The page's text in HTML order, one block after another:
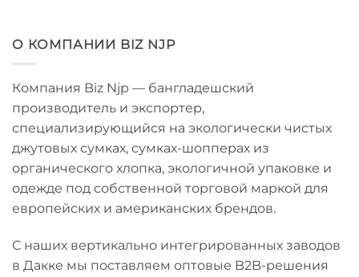
О КОМПАНИИ BIZ NJP
Компания Biz Njp — бангладешский
производитель и экспортер,
специализирующийся на экологически чистых
джутовых сумках, сумках-шопперах из
органического хлопка, экологичной упаковке и
одежде под собственной торговой маркой для
европейских и американских брендов.
С наших вертикально интегрированных заводов
в Дакке мы поставляем оптовые B2B-решения